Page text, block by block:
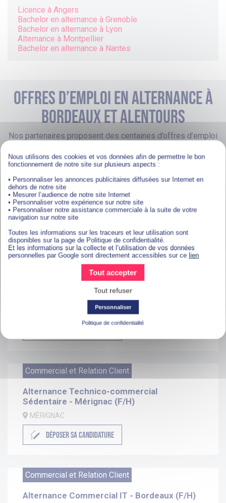
Licence à Angers
Bachelor en alternance à Grenoble
Bachelor en alternance à Lyon
Alternance à Montpellier
Bachelor en alternance à Nantes
Offres d’emploi en alternance à
bordeaux et alentours
Nos partenaires proposent des centaines d’offres d’emploi
Management et Gestion
Alternance ADV, relation client et
planification - Villenave-d'Ornon (F/H)
VILLENAVE-D'ORNON
DÉPOSER SA CANDIDATURE
Commercial et Relation Client
Alternance Animateur commercial
Polyvalent - La Teste-de-Buch (F/H)
Commercial et Relation Client
Alternance Technico-commercial
Sédentaire - Mérignac (F/H)
MÉRIGNAC
DÉPOSER SA CANDIDATURE
Commercial et Relation Client
Alternance Commercial IT - Bordeaux (F/H)
Nous utilisons des cookies et vos données afin de permettre le bon
fonctionnement de notre site sur plusieurs aspects :
• Personnaliser les annonces publicitaires diffusées sur Internet en
dehors de notre site
• Mesurer l’audience de notre site Internet
• Personnaliser votre expérience sur notre site
• Personnaliser notre assistance commerciale à la suite de votre
navigation sur notre site
Toutes les informations sur les traceurs et leur utilisation sont
disponibles sur la page de Politique de confidentialité.
Et les informations sur la collecte et l’utilisation de vos données
personnelles par Google sont directement accessibles sur ce lien
Tout accepter
Tout refuser
Personnaliser
Politique de confidentialité